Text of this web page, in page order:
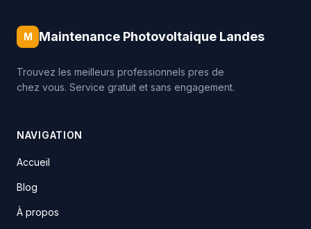
M Maintenance Photovoltaique Landes
Trouvez les meilleurs professionnels pres de
chez vous. Service gratuit et sans engagement.
NAVIGATION
Accueil
Blog
À propos